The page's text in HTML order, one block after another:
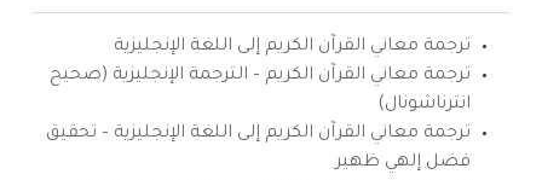
ترجمة معاني القرآن الكريم إلى اللغة الإنجليزية
ترجمة معاني القرآن الكريم – الترجمة الإنجليزية (صحيح
انترناشونال)
ترجمة معاني القرآن الكريم إلى اللغة الإنجليزية – تحقيق
فضل إلهي ظهير